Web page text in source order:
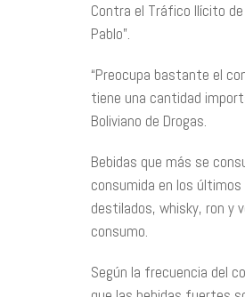
Contra el Tráfico Ilícito de
Pablo”.
“Preocupa bastante el
tiene una cantidad
Boliviano de Drogas.
Bebidas que más se
consumida en los
destilados, whisky, ron y
consumo.
Según la frecuencia del